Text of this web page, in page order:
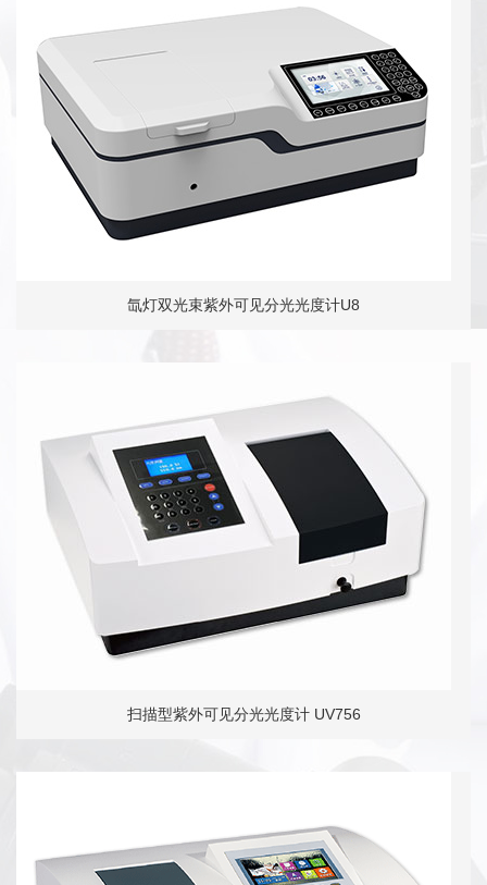
氙灯双光束紫外可见分光光度计U8
扫描型紫外可见分光光度计 UV756